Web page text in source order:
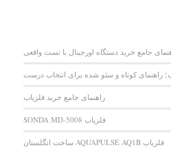
جامع خرید دستگاه اورجینال با تست واقعی
راهنمای کوتاه و سئو شده برای انتخاب درست
راهنمای جامع خرید فلزیاب
فلزیاب SONDA MD-5008
فلزیاب AQUAPULSE AQ1B ساخت انگلستان